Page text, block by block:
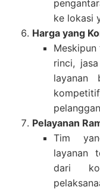
ke lokasi
Harga yang
rinci,
layanan
Pelayanan
Tim
layanan
dari